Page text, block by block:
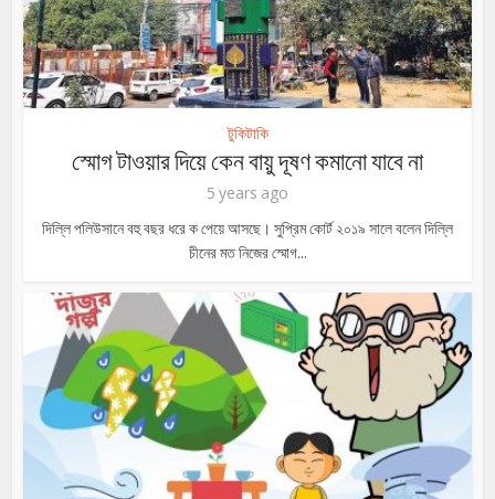
টুকিটাকি
স্মোগ টাওয়ার দিয়ে কেন বায়ু দূষণ কমানো যাবে না
5 years ago
দিল্লি পলিউসানে বহু বছর ধরে ক পেয়ে আসছে। সুপ্রিম কোর্ট ২০১৯ সালে বলেন দিল্লি
চীনের মত নিজের স্মোগ...